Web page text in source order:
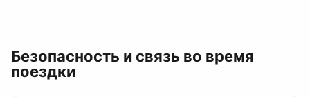
Безопасность и связь во время
поездки